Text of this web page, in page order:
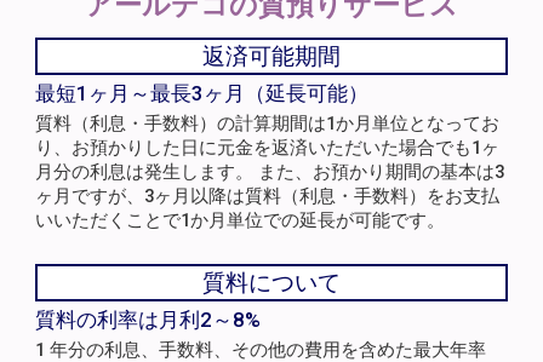
返済可能期間
最短1ヶ月～最長3ヶ月（延長可能）
質料（利息・手数料）の計算期間は1か月単位となってお
り、お預かりした日に元金を返済いただいた場合でも1ヶ
月分の利息は発生します。 また、お預かり期間の基本は3
ヶ月ですが、3ヶ月以降は質料（利息・手数料）をお支払
いいただくことで1か月単位での延長が可能です。
質料について
質料の利率は月利2～8%
1 年分の利息、手数料、その他の費用を含めた最大年率